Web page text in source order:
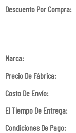
Descuento Por Compra:
Marca:
Precio De Fábrica:
Costo De Envío:
El Tiempo De Entrega:
Condiciones De Pago: